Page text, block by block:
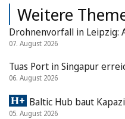
Weitere
Drohnenvorfall in Leipzig:
07. August 2026
Tuas Port in Singapur
06. August 2026
Baltic Hub baut
05. August 2026